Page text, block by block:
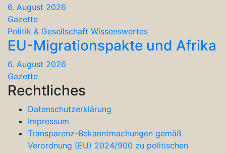
6. August 2026
Gazette
Politik & Gesellschaft Wissenswertes
EU-Migrationspakte und Afrika
6. August 2026
Gazette
Rechtliches
Datenschutzerklärung
Impressum
Transparenz-Bekanntmachungen gemäß
Verordnung (EU) 2024/900 zu politischen